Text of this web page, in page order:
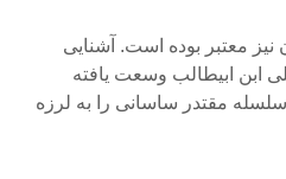
معتبر بوده است. آشنایی
ابن ابیطالب وسعت یافته
سلسله مقتدر ساسانی را به لرزه